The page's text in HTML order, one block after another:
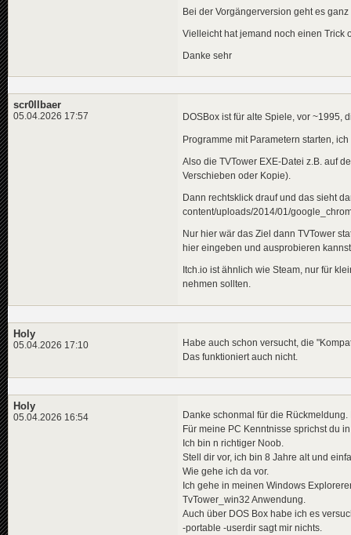
Bei der Vorgängerversion geht es
Vielleicht hat jemand noch einen Trick
Danke sehr
scr0llbaer
05.04.2026 17:57 DOSBox ist für alte Spiele, vor ~1995,
Programme mit Parametern starten,
Also die TVTower EXE-Datei z.B. auf
Verschieben oder Kopie).
Dann rechtsklick drauf und das sieht
content/uploads/2014/01/
Nur hier wär das Ziel dann TVTower
hier eingeben und ausprobieren
Itch.io ist ähnlich wie Steam, nur für
nehmen sollten.
Holy
05.04.2026 17:10
Habe auch schon versucht, die
Das funktioniert auch nicht.
Holy
05.04.2026 16:54
Danke schonmal für die
Für meine PC Kenntnisse sprichst du
Ich bin n richtiger Noob.
Stell dir vor, ich bin 8 Jahre alt und
Wie gehe ich da vor.
Ich gehe in meinen Windows
TvTower_win32 Anwendung.
Auch über DOS Box habe ich es
-portable -userdir sagt mir nichts.